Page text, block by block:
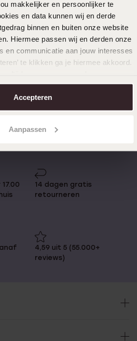
makkelijker en persoonlijker te
en data kunnen wij en derde
binnen en buiten onze website
Hiermee passen wij en derden onze
en communicatie aan jouw interesses
te klikken ga je hiermee akkoord.
.
Accepteren
Aanpassen
jou
ook
14 dagen gratis
retourneren
4,59 uit 5 (55.000+
reviews)